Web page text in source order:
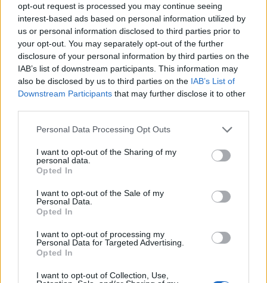
opt-out request is processed you may continue seeing
interest-based ads based on personal information utilized by
us or personal information disclosed to third parties prior to
your opt-out. You may separately opt-out of the further
disclosure of your personal information by third parties on the
IAB’s list of downstream participants. This information may
also be disclosed by us to third parties on the IAB’s List of
Downstream Participants that may further disclose it to other
Personal Data Processing Opt Outs
I want to opt-out of the Sharing of my
personal data.
Opted In
I want to opt-out of the Sale of my
Personal Data.
Opted In
I want to opt-out of processing my
Personal Data for Targeted Advertising.
Opted In
I want to opt-out of Collection, Use,
λίγη κίνηση, συχνά και με ευχαρίστηση.
Εκτός από τα άμεσα βιολογικά οφέλη, η
άσκηση φαίνεται να ενισχύει και αυτό που οι
επιστήμονες αποκαλούν «γνωστικό απόθεμα».
Πρόκειται για την ικανότητα του εγκεφάλου να
διατηρώντας τη λειτουργικότητά του. Άτομα με
υψηλό γνωστικό απόθεμα μπορεί να
εμφανίζουν λιγότερα συμπτώματα μνήμης ή
αλλοιώσεις στον εγκέφαλο. Η σωματική
άσκηση, μαζί με την πνευματική
δραστηριότητα και την κοινωνική συμμετοχή,
συμβάλλει ουσιαστικά στη διαμόρφωση και